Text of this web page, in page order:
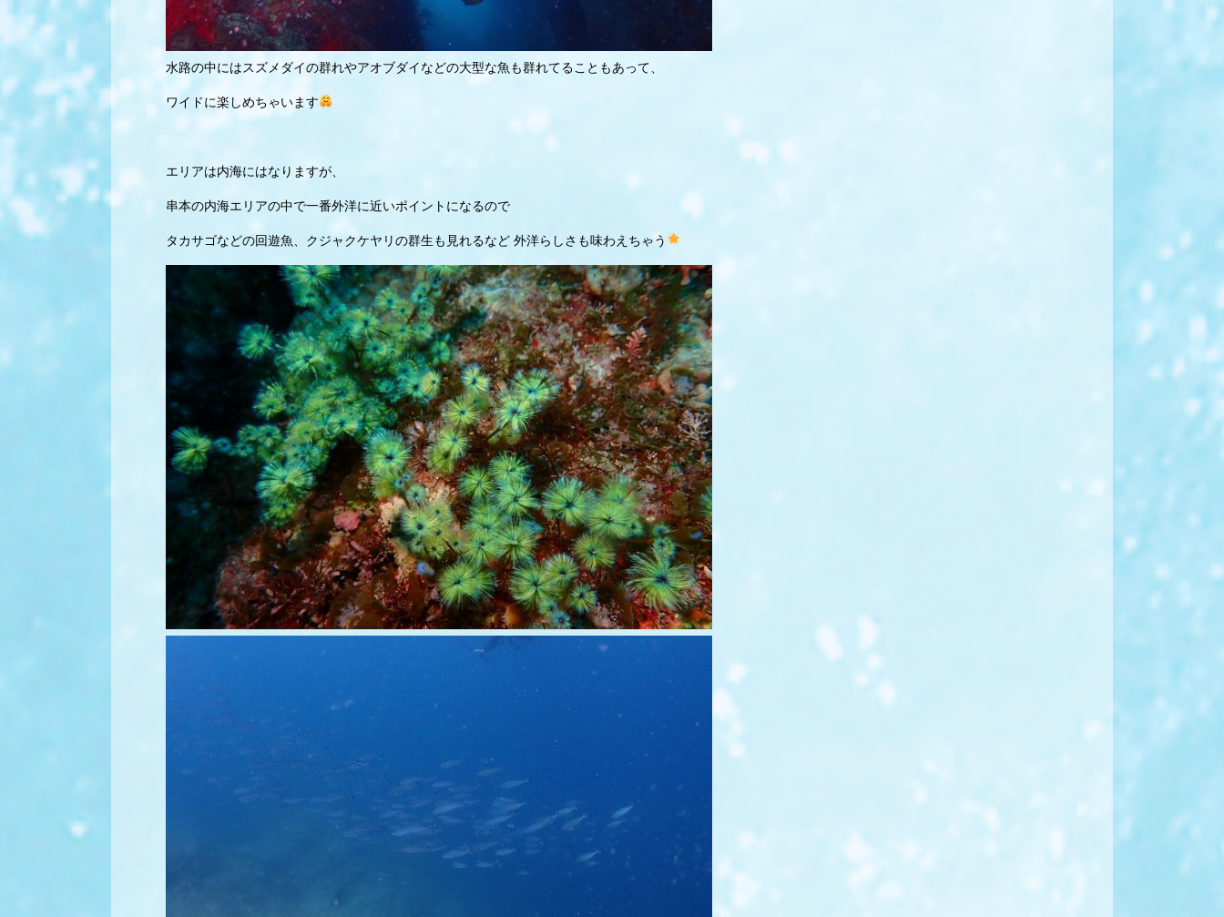
水路の中にはスズメダイの群れやアオブダイなどの大型な魚も群れてることもあって、
ワイドに楽しめちゃいます
エリアは内海にはなりますが、
串本の内海エリアの中で一番外洋に近いポイントになるので
タカサゴなどの回遊魚、クジャクケヤリの群生も見れるなど 外洋らしさも味わえちゃう